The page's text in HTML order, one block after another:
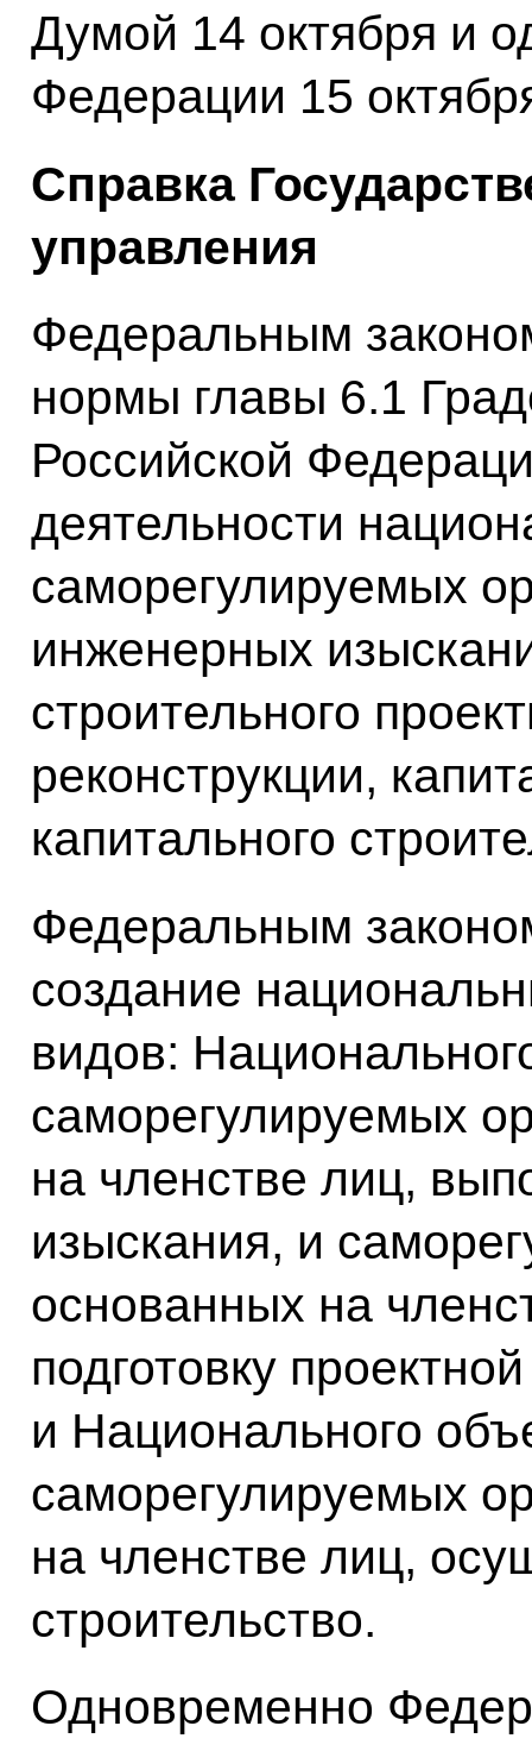
Думой 14 октября и
Федерации 15
Справка
управления
Федеральным
нормы главы 6.1
Российской
деятельности
саморегулируемых
инженерных
строительного
реконструкции,
капитального
Федеральным
создание
видов:
саморегулируемых
на членстве лиц,
изыскания, и
основанных на
подготовку
и Национального
саморегулируемых
на членстве лиц,
строительство.
Одновременно